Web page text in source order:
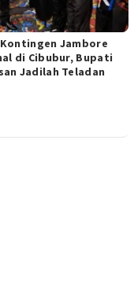
Jambore
di Cibubur, Bupati
Jadilah Teladan